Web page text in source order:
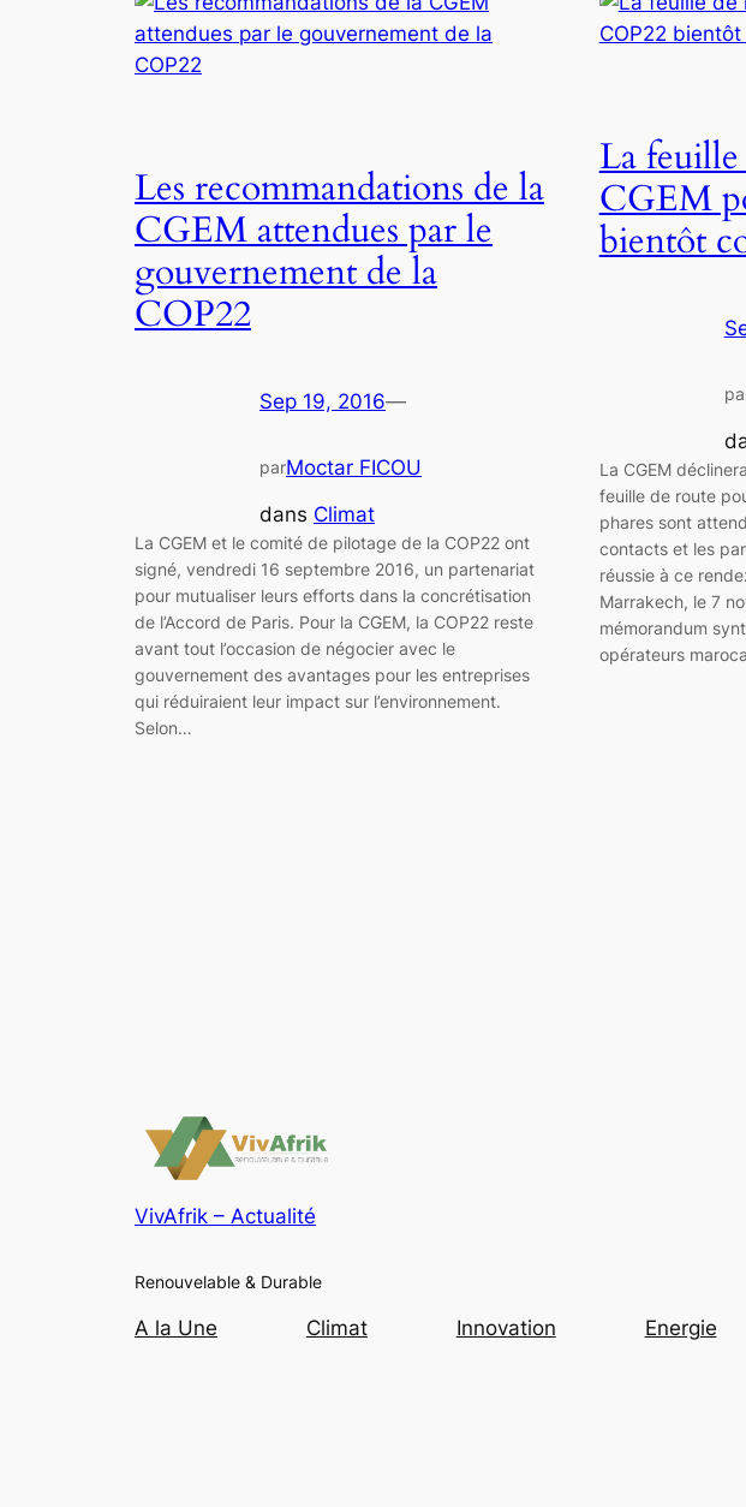
Les recommandations de la
CGEM attendues par le
gouvernement de la
COP22
Sep 19, 2016—
parMoctar FICOU
dans Climat
La CGEM et le comité de pilotage de la COP22 ont
signé, vendredi 16 septembre 2016, un partenariat
pour mutualiser leurs efforts dans la concrétisation
de l’Accord de Paris. Pour la CGEM, la COP22 reste
avant tout l’occasion de négocier avec le
gouvernement des avantages pour les entreprises
qui réduiraient leur impact sur l’environnement.
Selon…
La
CGEM
bientôt
La CGEM
feuille de route
phares sont
contacts et les
réussie à ce
Marrakech, le 7
mémorandum
opérateurs
VivAfrik – Actualité
Renouvelable & Durable
A la Une Climat Innovation Energie